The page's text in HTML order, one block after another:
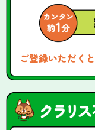
ご登録いただくと